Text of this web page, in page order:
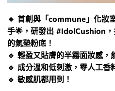
🔹 首創與「commune」化妝
手🌟，研發出 #IdolCushion
的氣墊粉底！
🔹 輕盈又貼膚的半霧面妝感，
🔹 成分溫和低刺激，零人工香
🔹 敏感肌都用到！